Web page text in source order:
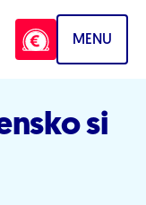
MENU
si